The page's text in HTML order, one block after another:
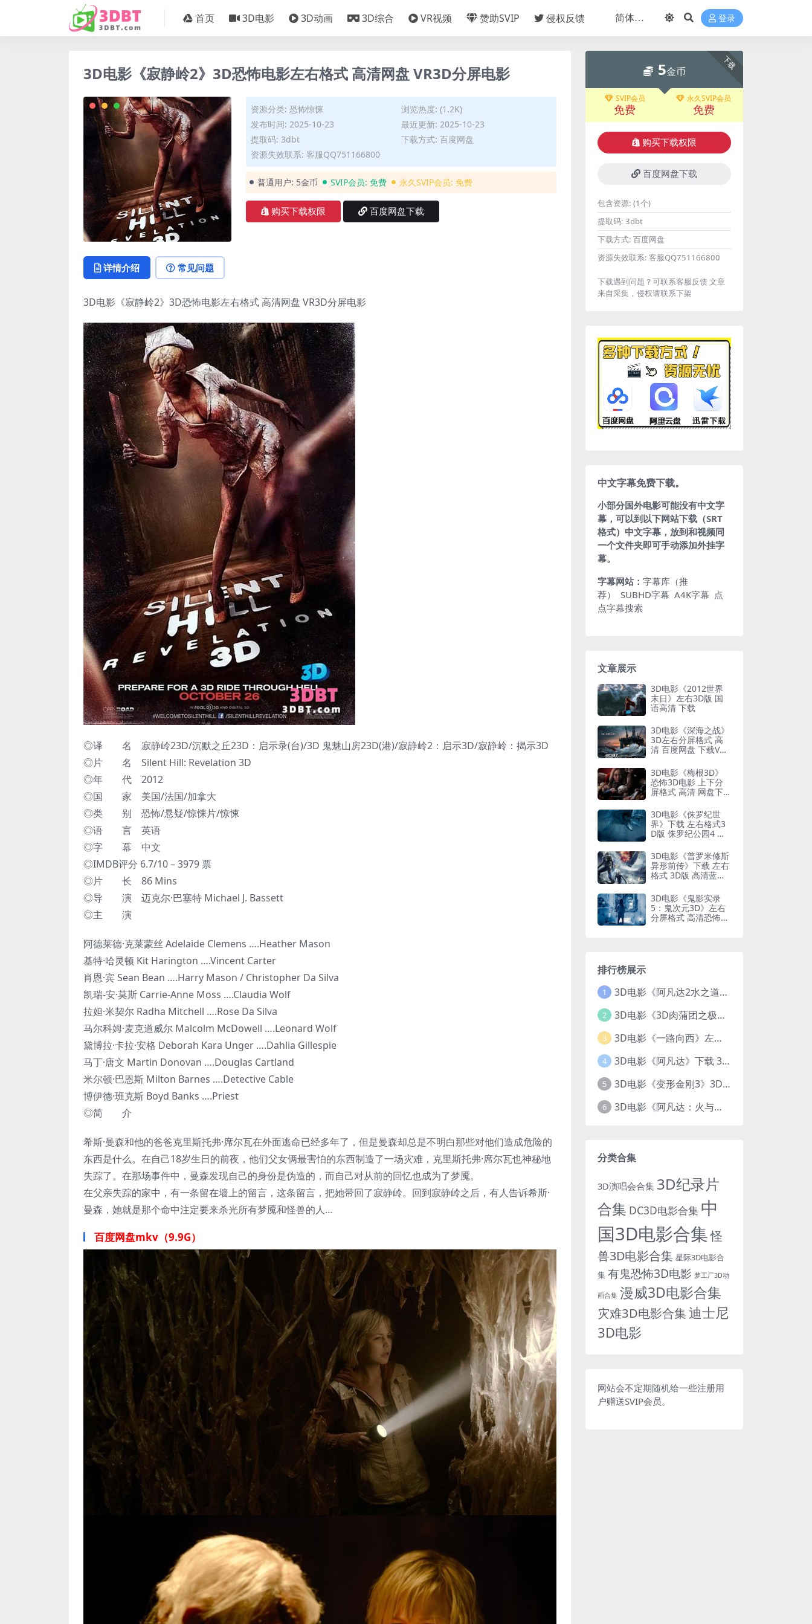
首页 3D电影 3D动画 3D综合 VR视频 赞助SVIP 侵权反馈 登录
3D电影《寂静岭2》3D恐怖电影左右格式 高清网盘 VR3D分屏电影
资源分类: 恐怖惊悚
浏览热度: (1.2K)
发布时间: 2025-10-23
最近更新: 2025-10-23
提取码: 3dbt
下载方式: 百度网盘
资源失效联系: 客服QQ751166800
普通用户: 5金币 SVIP会员: 免费 永久SVIP会员: 免费
购买下载权限 百度网盘下载
详情介绍 常见问题
3D电影《寂静岭2》3D恐怖电影左右格式 高清网盘 VR3D分屏电影
◎译 名 寂静岭23D/沉默之丘23D：启示录(台)/3D 鬼魅山房23D(港)/寂静岭2：启示3D/寂静岭：揭示3D
◎片 名 Silent Hill: Revelation 3D
◎年 代 2012
◎国 家 美国/法国/加拿大
◎类 别 恐怖/悬疑/惊悚片/惊悚
◎语 言 英语
◎字 幕 中文
◎IMDB评分 6.7/10 – 3979 票
◎片 长 86 Mins
◎导 演 迈克尔·巴塞特 Michael J. Bassett
◎主 演
阿德莱德·克莱蒙丝 Adelaide Clemens ….Heather Mason
基特·哈灵顿 Kit Harington ….Vincent Carter
肖恩·宾 Sean Bean ….Harry Mason / Christopher Da Silva
凯瑞-安·莫斯 Carrie-Anne Moss ….Claudia Wolf
拉妲·米契尔 Radha Mitchell ….Rose Da Silva
马尔科姆·麦克道威尔 Malcolm McDowell ….Leonard Wolf
黛博拉·卡拉·安格 Deborah Kara Unger ….Dahlia Gillespie
马丁·唐文 Martin Donovan ….Douglas Cartland
米尔顿·巴恩斯 Milton Barnes ….Detective Cable
博伊德·班克斯 Boyd Banks ….Priest
◎简 介
希斯·曼森和他的爸爸克里斯托弗·席尔瓦在外面逃命已经多年了，但是曼森却总是不明白那些对他们造成危险的
东西是什么。在自己18岁生日的前夜，他们父女俩最害怕的东西制造了一场灾难，克里斯托弗·席尔瓦也神秘地
失踪了。在那场事件中，曼森发现自己的身份是伪造的，而自己对从前的回忆也成为了梦魇。
在父亲失踪的家中，有一条留在墙上的留言，这条留言，把她带回了寂静岭。回到寂静岭之后，有人告诉希斯·
曼森，她就是那个命中注定要来杀光所有梦魇和怪兽的人…
百度网盘mkv（9.9G）
下载
5金币
SVIP会员
免费
永久SVIP会员
免费
购买下载权限
百度网盘下载
包含资源: (1个)
提取码: 3dbt
下载方式: 百度网盘
资源失效联系: 客服QQ751166800
下载遇到问题？可联系客服反馈 文章
来自采集，侵权请联系下架
中文字幕免费下载。
小部分国外电影可能没有中文字
幕，可以到以下网站下载（SRT
格式）中文字幕，放到和视频同
一个文件夹即可手动添加外挂字
幕。
字幕网站： 字幕库（推
荐）
SUBHD字幕 A4K字幕 点
点字幕搜索
文章展示
3D电影《2012世界
末日》左右3D版 国
语高清 下载
3D电影《深海之战》
3D左右分屏格式 高
清 百度网盘 下载VR
3D电影《梅根3D》
恐怖3D电影 上下分
屏格式 高清 网盘下
3D电影《侏罗纪世
界》下载 左右格式3
D版 侏罗纪公园4 网
3D电影《普罗米修斯
异形前传》下载 左右
格式 3D版 高清蓝光
3D电影《鬼影实录
5：鬼次元3D》左右
分屏格式 高清恐怖3
排行榜展示
1 3D电影《阿凡达2水之道》3D左右格式 高清蓝光原盘 网盘下载 中文配音 4K3DVR电影
2 3D电影《3D肉蒲团之极乐宝鉴》下载 全球首部3D限制级电影 网盘下载
3 3D电影《一路向西》左右格式 3D版 高清 网盘 下载
4 3D电影《阿凡达》下载 3D左右格式 加长版 网盘下载
5 3D电影《变形金刚3》3D左右格式 高清蓝光 百度网盘+迅雷 下载 出屏国配字幕.国英双语
6 3D电影《阿凡达：火与烬》3D 4K Avatar：Fire and Ash 3D 左右格式 高清4K 电影 下载
分类合集
3D演唱会合集 3D纪录片
合集 DC3D电影合集 中
国3D电影合集怪
兽3D电影合集 星际3D电影合
集 有鬼恐怖3D电影 梦工厂3D动
画合集 漫威3D电影合集
灾难3D电影合集迪士尼
3D电影
网站会不定期随机给一些注册用
户赠送SVIP会员。